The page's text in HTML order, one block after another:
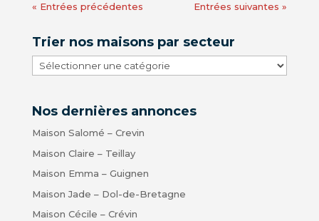
« Entrées précédentes Entrées suivantes »
Trier nos maisons par secteur
Trier
nos
par
Nos dernières annonces
Maison Salomé – Crevin
Maison Claire – Teillay
Maison Emma – Guignen
Maison Jade – Dol-de-Bretagne
Maison Cécile – Crévin